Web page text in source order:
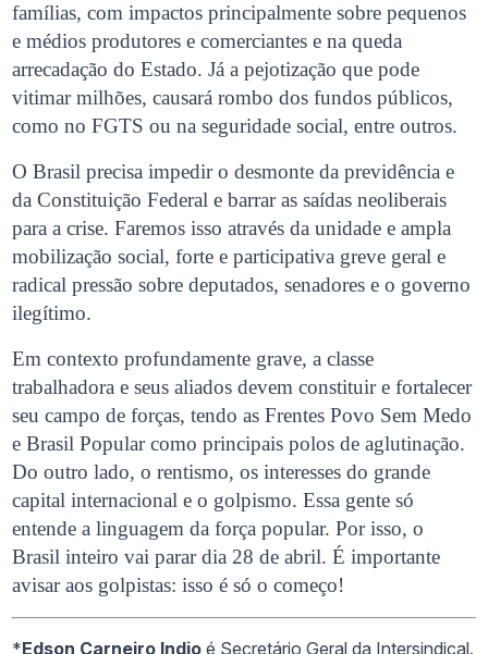
famílias, com impactos principalmente sobre pequenos
e médios produtores e comerciantes e na queda
arrecadação do Estado. Já a pejotização que pode
vitimar milhões, causará rombo dos fundos públicos,
como no FGTS ou na seguridade social, entre outros.
O Brasil precisa impedir o desmonte da previdência e
da Constituição Federal e barrar as saídas neoliberais
para a crise. Faremos isso através da unidade e ampla
mobilização social, forte e participativa greve geral e
radical pressão sobre deputados, senadores e o governo
ilegítimo.
Em contexto profundamente grave, a classe
trabalhadora e seus aliados devem constituir e fortalecer
seu campo de forças, tendo as Frentes Povo Sem Medo
e Brasil Popular como principais polos de aglutinação.
Do outro lado, o rentismo, os interesses do grande
capital internacional e o golpismo. Essa gente só
entende a linguagem da força popular. Por isso, o
Brasil inteiro vai parar dia 28 de abril. É importante
avisar aos golpistas: isso é só o começo!
*Edson Carneiro Indioé Secretário Geral da Intersindical.